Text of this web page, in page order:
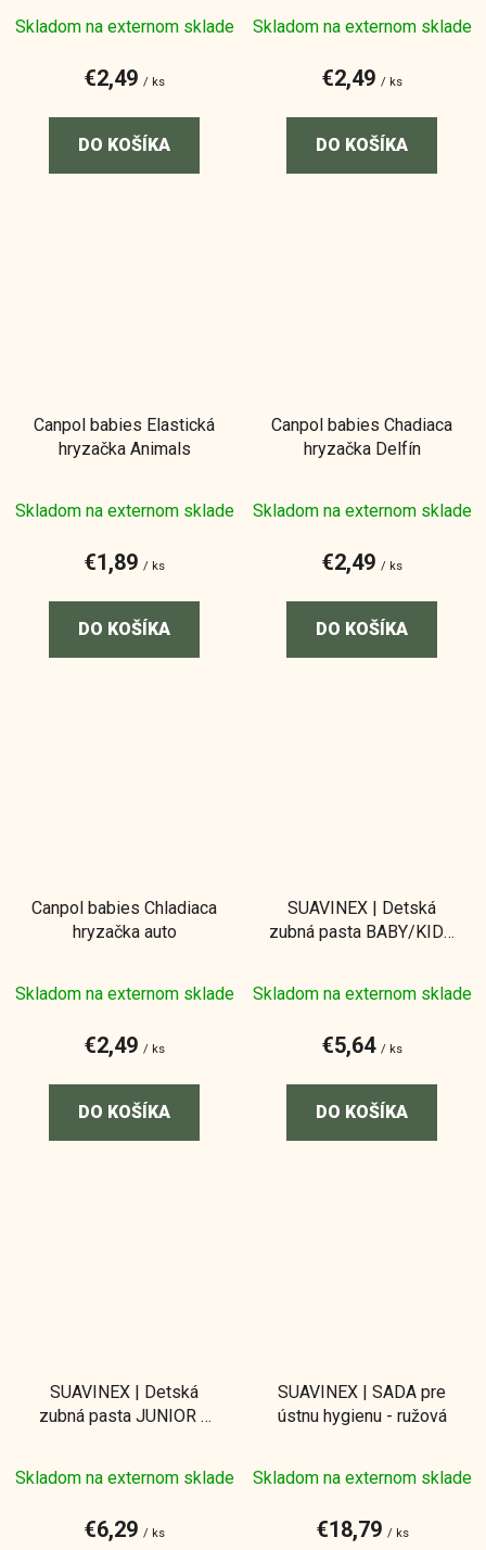
Skladom na externom sklade
€2,49 / ks
DO KOŠÍKA
Skladom na externom sklade
€2,49 / ks
DO KOŠÍKA
Canpol babies Elastická
hryzačka Animals
Skladom na externom sklade
€1,89 / ks
DO KOŠÍKA
Canpol babies Chadiaca
hryzačka Delfín
Skladom na externom sklade
€2,49 / ks
DO KOŠÍKA
Canpol babies Chladiaca
hryzačka auto
Skladom na externom sklade
€2,49 / ks
DO KOŠÍKA
SUAVINEX | Detská
zubná pasta BABY/KIDS
Skladom na externom sklade
€5,64 / ks
DO KOŠÍKA
SUAVINEX | Detská
zubná pasta JUNIOR s
Skladom na externom sklade
€6,29 / ks
SUAVINEX | SADA pre
ústnu hygienu - ružová
Skladom na externom sklade
€18,79 / ks